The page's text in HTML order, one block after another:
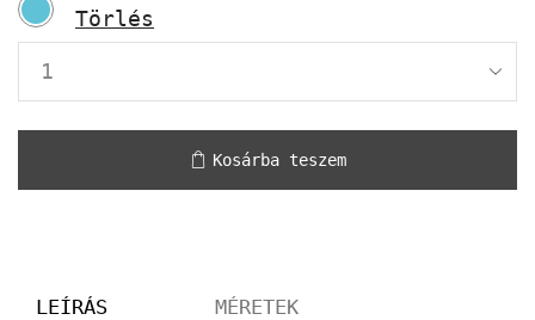
Törlés
Kosárba teszem
LEÍRÁS MÉRETEK